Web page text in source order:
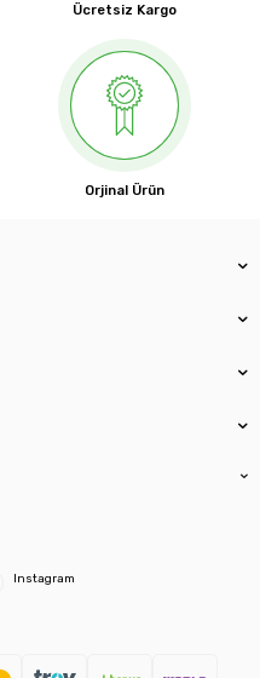
Ücretsiz Kargo
Orjinal Ürün
Instagram